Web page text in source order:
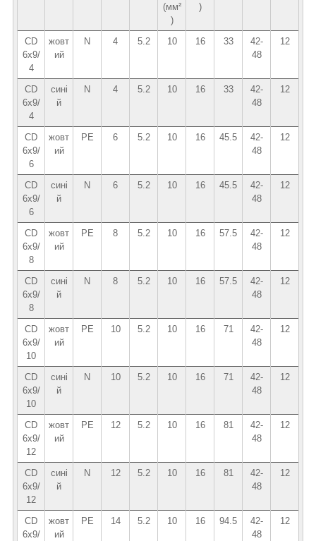
(мм²
)
)
CD
6х9/
4
жовт
ий
N 4 5.2 10 16 33
42-
48
12
CD
6x9/
4
сині
й
N 4 5.2 10 16 33
42-
48
12
CD
6х9/
6
жовт
ий
PE 6 5.2 10 16 45.5
42-
48
12
CD
6x9/
6
сині
й
N 6 5.2 10 16 45.5
42-
48
12
CD
6х9/
8
жовт
ий
PE 8 5.2 10 16 57.5
42-
48
12
CD
6x9/
8
сині
й
N 8 5.2 10 16 57.5
42-
48
12
CD
6х9/
10
жовт
ий
PE 10 5.2 10 16 71
42-
48
12
CD
6x9/
10
сині
й
N 10 5.2 10 16 71
42-
48
12
CD
6х9/
12
жовт
ий
PE 12 5.2 10 16 81
42-
48
12
CD
6х9/
12
сині
й
N 12 5.2 10 16 81
42-
48
12
CD
6х9/
жовт
ий
PE 14 5.2 10 16 94.5
42-
48
12